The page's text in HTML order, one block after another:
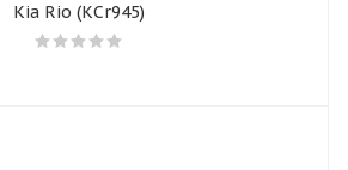
Kia Rio (КСr945)